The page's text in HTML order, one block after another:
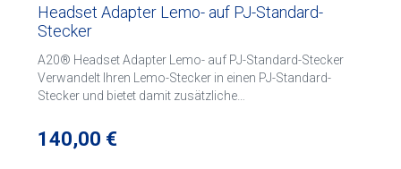
Headset Adapter Lemo- auf PJ-Standard-
Stecker
A20® Headset Adapter Lemo- auf PJ-Standard-Stecker
Verwandelt Ihren Lemo-Stecker in einen PJ-Standard-
Stecker und bietet damit zusätzliche
0,54 m.
Regulärer Preis:
140,00 €